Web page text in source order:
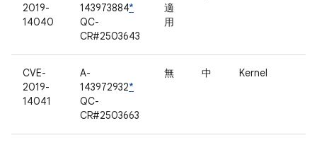
2019-
14040
143973884*
QC-
CR#2503643
適
用
CVE-
2019-
14041
A-
143972932*
QC-
CR#2503663
無 中 Kernel